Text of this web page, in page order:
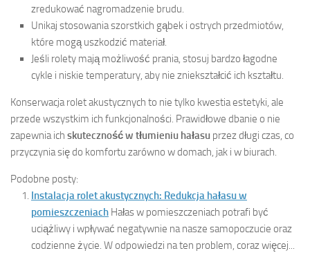
zredukować nagromadzenie brudu.
Unikaj stosowania szorstkich gąbek i ostrych przedmiotów,
które mogą uszkodzić materiał.
Jeśli rolety mają możliwość prania, stosuj bardzo łagodne
cykle i niskie temperatury, aby nie zniekształcić ich kształtu.
Konserwacja rolet akustycznych to nie tylko kwestia estetyki, ale
przede wszystkim ich funkcjonalności. Prawidłowe dbanie o nie
zapewnia ich skuteczność w tłumieniu hałasu przez długi czas, co
przyczynia się do komfortu zarówno w domach, jak i w biurach.
Podobne posty:
Instalacja rolet akustycznych: Redukcja hałasu w
pomieszczeniach Hałas w pomieszczeniach potrafi być
uciążliwy i wpływać negatywnie na nasze samopoczucie oraz
codzienne życie. W odpowiedzi na ten problem, coraz więcej...